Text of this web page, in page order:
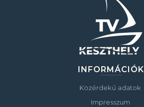
INFORMÁCIÓK
Közérdekű adatok
Impresszum